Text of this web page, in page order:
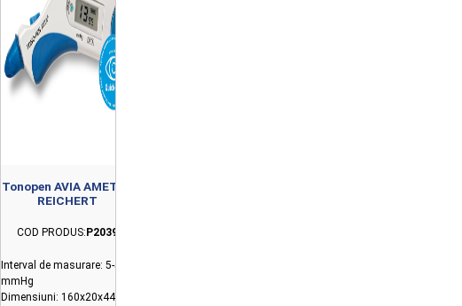
Tonopen AVIA AMETEK
REICHERT
COD PRODUS: P2039
Interval de masurare: 5-55
mmHg
Dimensiuni: 160x20x44